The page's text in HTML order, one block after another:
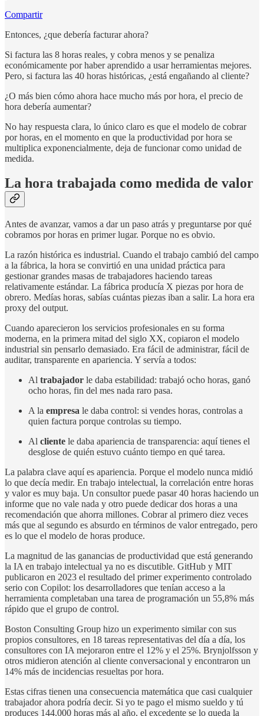
Compartir
Entonces, ¿que debería facturar ahora?
Si factura las 8 horas reales, y cobra menos y se penaliza
económicamente por haber aprendido a usar herramientas mejores.
Pero, si factura las 40 horas históricas, ¿está engañando al cliente?
¿O más bien cómo ahora hace mucho más por hora, el precio de
hora debería aumentar?
No hay respuesta clara, lo único claro es que el modelo de cobrar
por horas, en el momento en que la productividad por hora se
multiplica exponencialmente, deja de funcionar como unidad de
medida.
La hora trabajada como medida de valor
Antes de avanzar, vamos a dar un paso atrás y preguntarse por qué
cobramos por horas en primer lugar. Porque no es obvio.
La razón histórica es industrial. Cuando el trabajo cambió del campo
a la fábrica, la hora se convirtió en una unidad práctica para
gestionar grandes masas de trabajadores haciendo tareas
relativamente estándar. La fábrica producía X piezas por hora de
obrero. Medías horas, sabías cuántas piezas iban a salir. La hora era
proxy del output.
Cuando aparecieron los servicios profesionales en su forma
moderna, en la primera mitad del siglo XX, copiaron el modelo
industrial sin pensarlo demasiado. Era fácil de administrar, fácil de
auditar, transparente en apariencia. Y servía a todos:
Al trabajador le daba estabilidad: trabajó ocho horas, ganó
ocho horas, fin del mes nada raro pasa.
A la empresa le daba control: si vendes horas, controlas a
quien factura porque controlas su tiempo.
Al cliente le daba apariencia de transparencia: aquí tienes el
desglose de quién estuvo cuánto tiempo en qué tarea.
La palabra clave aquí es apariencia. Porque el modelo nunca midió
lo que decía medir. En trabajo intelectual, la correlación entre horas
y valor es muy baja. Un consultor puede pasar 40 horas haciendo un
informe que no vale nada y otro puede dedicar dos horas a una
recomendación que ahorra millones. Cobrar al primero diez veces
más que al segundo es absurdo en términos de valor entregado, pero
es lo que el modelo de horas produce.
La magnitud de las ganancias de productividad que está generando
la IA en trabajo intelectual ya no es discutible. GitHub y MIT
publicaron en 2023 el resultado del primer experimento controlado
serio con Copilot: los desarrolladores que tenían acceso a la
herramienta completaban una tarea de programación un 55,8% más
rápido que el grupo de control.
Boston Consulting Group hizo un experimento similar con sus
propios consultores, en 18 tareas representativas del día a día, los
consultores con IA mejoraron entre el 12% y el 25%. Brynjolfsson y
otros midieron atención al cliente conversacional y encontraron un
14% más de incidencias resueltas por hora.
Estas cifras tienen una consecuencia matemática que casi cualquier
trabajador ahora podría decir. Si yo te pago el mismo sueldo y tú
produces 144.000 horas más al año, el excedente se lo queda la